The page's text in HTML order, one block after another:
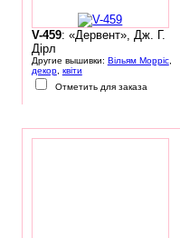
V-459: «Дервент», Дж. Г.
Дірл
Другие вышивки: Вільям Морріс,
декор, квіти
Отметить для заказа